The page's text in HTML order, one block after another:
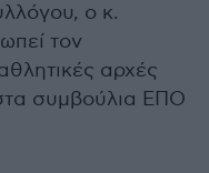
ο κ.
τον
αρχές
συμβούλια ΕΠΟ